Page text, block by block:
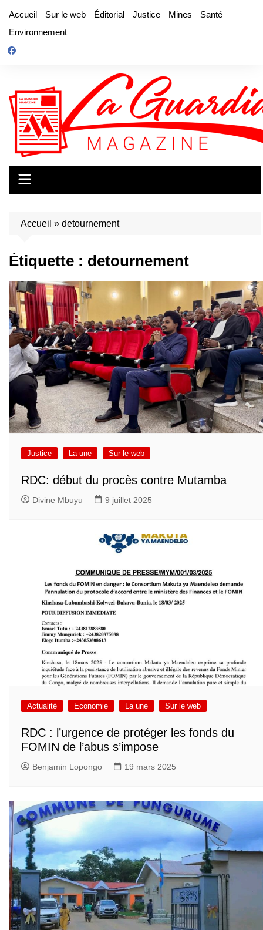
contenu
Accueil Sur le web Éditorial Justice Mines
Santé
Environnement
Accueil » detournement
Étiquette : detournement
Justice La une Sur le web
RDC: début du procès contre Mutamba
Divine Mbuyu 9 juillet 2025
Actualité Economie La une Sur le web
RDC : l’urgence de protéger les fonds du
FOMIN de l’abus s’impose
Benjamin Lopongo 19 mars 2025